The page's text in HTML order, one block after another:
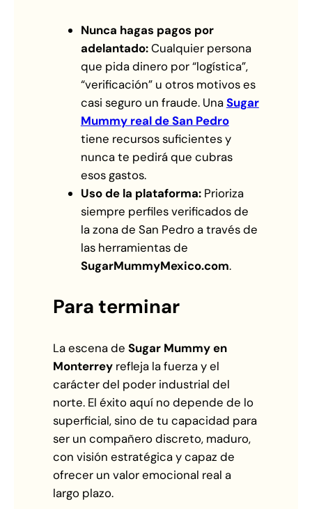
Nunca hagas pagos por
adelantado:Cualquier persona
que pida dinero por “logística”,
“verificación” u otros motivos es
casi seguro un fraude. UnaSugar
Mummy real de San Pedro
tiene recursos suficientes y
nunca te pedirá que cubras
esos gastos.
Uso de la plataforma:Prioriza
siempre perfiles verificados de
la zona de San Pedro a través de
las herramientas de
SugarMummyMexico.com.
Para terminar
La escena de Sugar Mummy en
Monterreyrefleja la fuerza y el
carácter del poder industrial del
norte. El éxito aquí no depende de lo
superficial, sino de tu capacidad para
ser un compañero discreto, maduro,
con visión estratégica y capaz de
ofrecer un valor emocional real a
largo plazo.